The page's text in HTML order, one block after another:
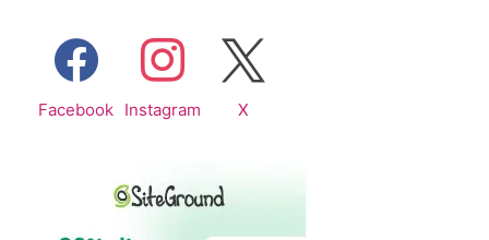
Facebook Instagram X